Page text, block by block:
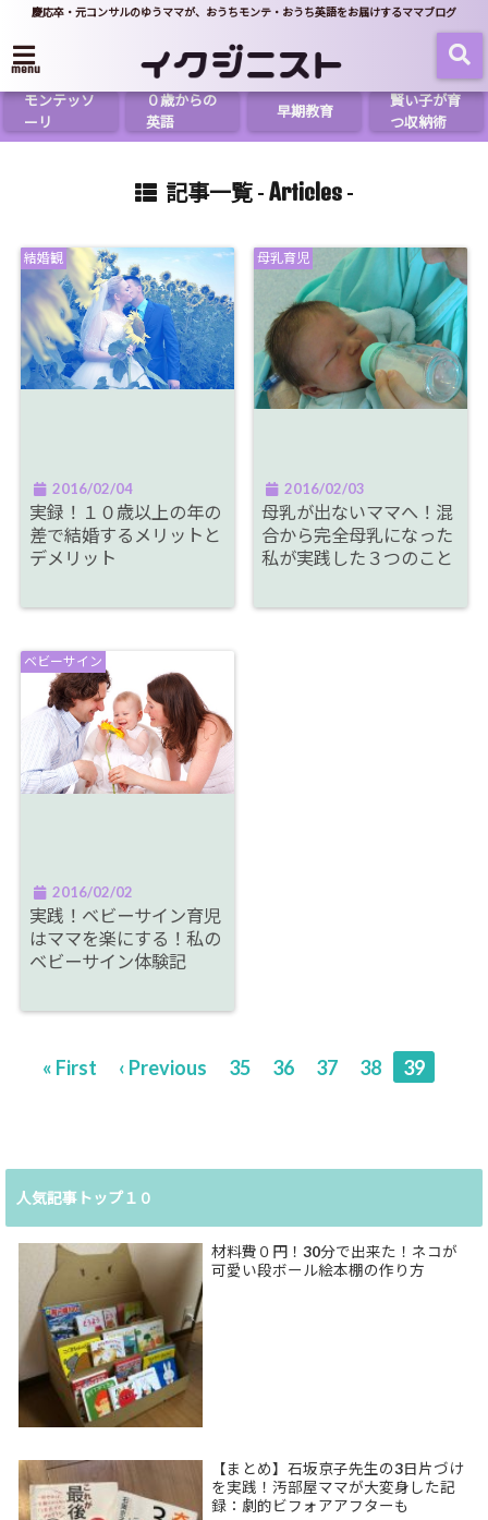
慶応卒・元コンサルのゆうママが、おうちモンテ・おうち英語をお届けするママブログ
menu
モンテッソ
ーリ
０歳からの
英語
早期教育
賢い子が育
つ収納術
記事一覧 - Articles-
結婚観
2016/02/04
実録！１０歳以上の年の
差で結婚するメリットと
デメリット
母乳育児
2016/02/03
母乳が出ないママへ！混
合から完全母乳になった
私が実践した３つのこと
ベビーサイン
2016/02/02
実践！ベビーサイン育児
はママを楽にする！私の
ベビーサイン体験記
« First ‹ Previous 35 36 37 38 39
人気記事トップ１０
材料費０円！30分で出来た！ネコが
可愛い段ボール絵本棚の作り方
【まとめ】石坂京子先生の3日片づけ
を実践！汚部屋ママが大変身した記
録：劇的ビフォアアフターも